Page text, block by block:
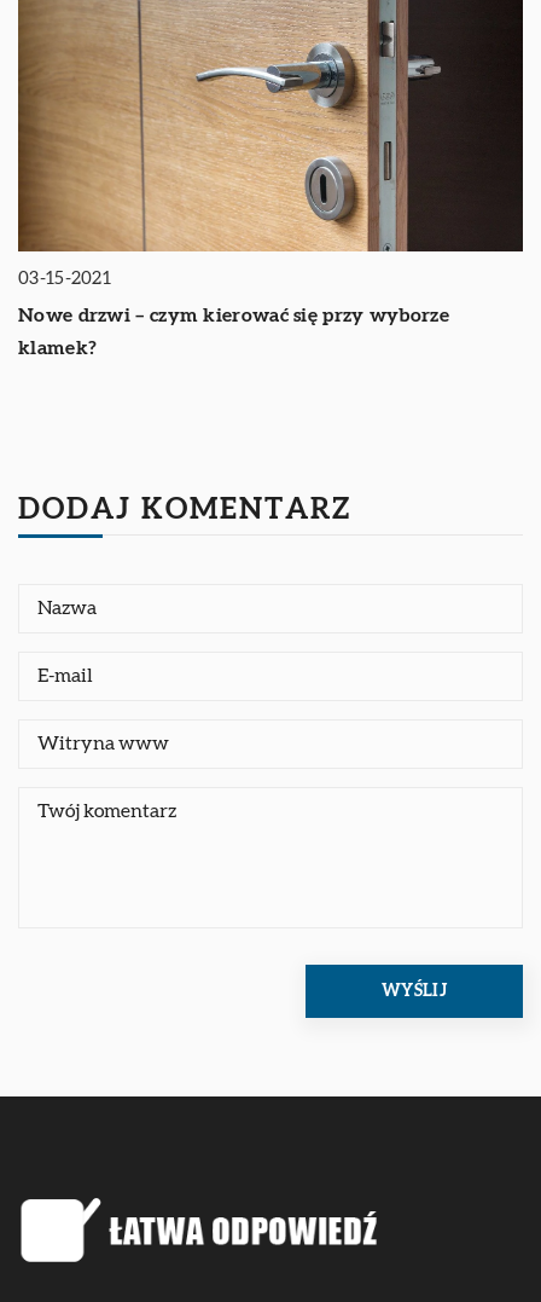
03-15-2021
Nowe drzwi – czym kierować się przy wyborze
klamek?
DODAJ KOMENTARZ